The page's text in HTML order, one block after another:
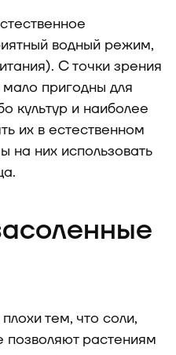
водный режим,
С точки зрения
пригодны для
культур и наиболее
их в естественном
на них использовать
тем, что соли,
растениям